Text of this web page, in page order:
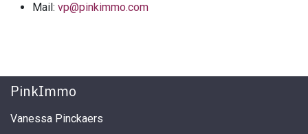
Mail: vp@pinkimmo.com
PinkImmo
Vanessa Pinckaers